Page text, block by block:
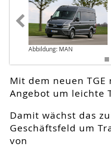
Abbildung: MAN
Mit dem neuen TGE
Angebot um leichte
Damit wächst das
Geschäftsfeld um
von